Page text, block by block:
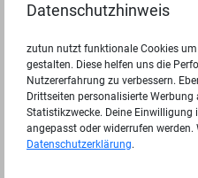
Datenschutzhinweis
zutun nutzt funktionale Cookies
gestalten. Diese helfen uns die
Nutzererfahrung zu verbessern.
Drittseiten personalisierte
Statistikzwecke. Deine
angepasst oder widerrufen
Datenschutzerklärung.